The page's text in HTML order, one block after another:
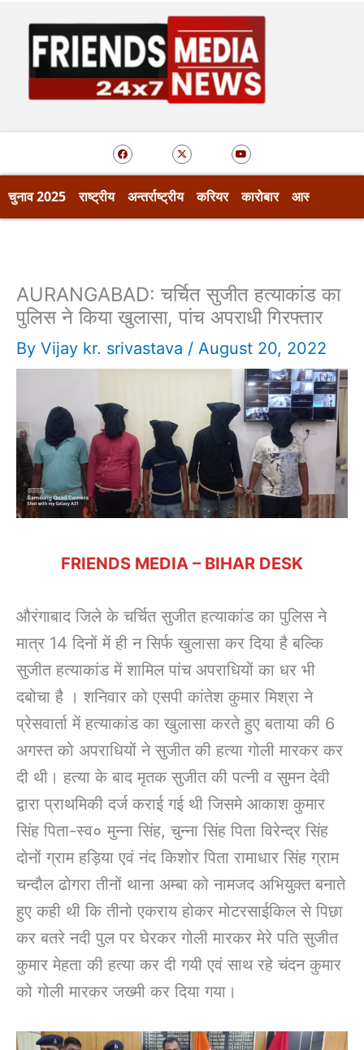
content
F
a
c
e
X
-
t
w
t
t
r
Y
o
u
t
b
e
चुनाव 2025 राष्ट्रीय अन्तर्राष्ट्रीय करियर कारोबार आस्था
AURANGABAD: चर्चित सुजीत हत्याकांड का
पुलिस ने किया खुलासा, पांच अपराधी गिरफ्तार
By Vijay kr. srivastava / August 20, 2022
FRIENDS MEDIA – BIHAR DESK
औरंगाबाद जिले के चर्चित सुजीत हत्याकांड का पुलिस ने
मात्र 14 दिनों में ही न सिर्फ खुलासा कर दिया है बल्कि
सुजीत हत्याकांड में शामिल पांच अपराधियों का धर भी
दबोचा है । शनिवार को एसपी कांतेश कुमार मिश्रा ने
प्रेसवार्ता में हत्याकांड का खुलासा करते हुए बताया की 6
अगस्त को अपराधियों ने सुजीत की हत्या गोली मारकर कर
दी थी। हत्या के बाद मृतक सुजीत की पत्नी व सुमन देवी
द्वारा प्राथमिकी दर्ज कराई गई थी जिसमे आकाश कुमार
सिंह पिता-स्व० मुन्ना सिंह, चुन्ना सिंह पिता विरेन्द्र सिंह
दोनों ग्राम हड़िया एवं नंद किशोर पिता रामाधार सिंह ग्राम
चन्दौल ढोगरा तीनों थाना अम्बा को नामजद अभियुक्त बनाते
हुए कही थी कि तीनो एकराय होकर मोटरसाईकिल से पिछा
कर बतरे नदी पुल पर घेरकर गोली मारकर मेरे पति सुजीत
कुमार मेहता की हत्या कर दी गयी एवं साथ रहे चंदन कुमार
को गोली मारकर जख्मी कर दिया गया।